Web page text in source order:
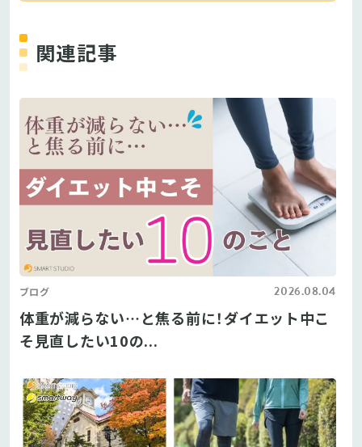
関連記事
ブログ 2026.08.04
体重が減らない…と焦る前に！ダイエット中こ
そ見直したい10の...